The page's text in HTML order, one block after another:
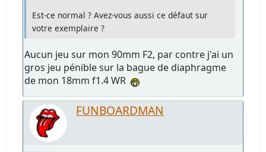
Est-ce normal ? Avez-vous aussi ce défaut sur
votre exemplaire ?
Aucun jeu sur mon 90mm F2, par contre j'ai un
gros jeu pénible sur la bague de diaphragme
de mon 18mm f1.4 WR
FUNBOARDMAN